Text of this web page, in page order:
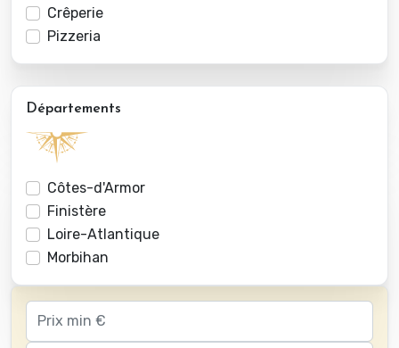
Crêperie
Pizzeria
Départements
Côtes-d'Armor
Finistère
Loire-Atlantique
Morbihan